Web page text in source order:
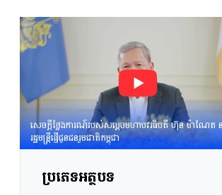
សេចក្តីថ្លែងការណ៍របស់សម្តេចមហាបវរធិបតី ហ៊ុន ម៉ាណែ
រដ្ឋមន្រ្តីផ្ញើជូនជនរួមជាតិកម្ពុជា
ប្រភេទអត្ថបទ